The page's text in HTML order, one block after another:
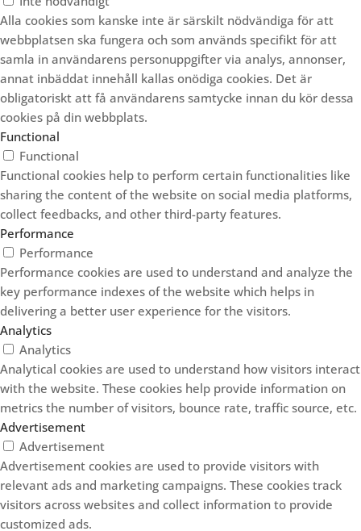
Alla cookies som kanske inte är särskilt nödvändiga för att
webbplatsen ska fungera och som används specifikt för att
samla in användarens personuppgifter via analys, annonser,
annat inbäddat innehåll kallas onödiga cookies. Det är
obligatoriskt att få användarens samtycke innan du kör dessa
cookies på din webbplats.
Functional
Functional
Functional cookies help to perform certain functionalities like
sharing the content of the website on social media platforms,
collect feedbacks, and other third-party features.
Performance
Performance
Performance cookies are used to understand and analyze the
key performance indexes of the website which helps in
delivering a better user experience for the visitors.
Analytics
Analytics
Analytical cookies are used to understand how visitors interact
with the website. These cookies help provide information on
metrics the number of visitors, bounce rate, traffic source, etc.
Advertisement
Advertisement
Advertisement cookies are used to provide visitors with
relevant ads and marketing campaigns. These cookies track
visitors across websites and collect information to provide
customized ads.